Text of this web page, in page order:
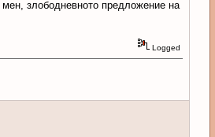
злободневното предложение на
Logged